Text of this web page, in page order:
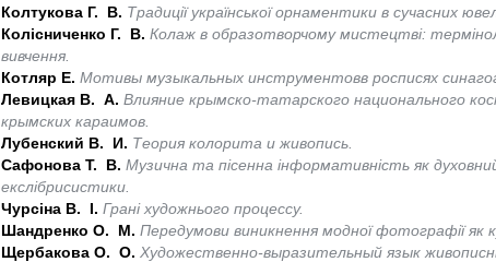
Колтукова Г. В. Традиції української орнаментики в сучасних
Колісниченко Г. В. Колаж в образотворчому мистецтві:
вивчення.
Котляр Е. Мотивы музыкальных инструментовв росписях
Левицкая В. А. Влияние крымско-татарского национального
крымских караимов.
Лубенский В. И. Теория колорита и живопись.
Сафонова Т. В. Музична та пісенна інформативність як
екcлібрисистики.
Чурсіна В. І. Грані художнього процессу.
Шандренко О. М. Передумови виникнення модної фотографії як
Щербакова О. О. Художественно-выразительный язык